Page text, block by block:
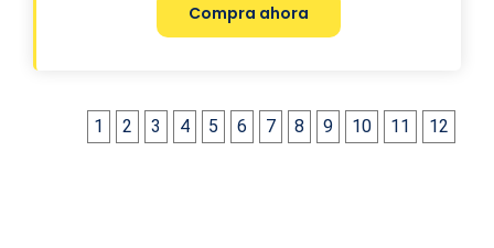
Compra ahora
1 2 3 4 5 6 7 8 9 10 11 12